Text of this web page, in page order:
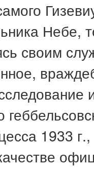
Небе,
своим
1933